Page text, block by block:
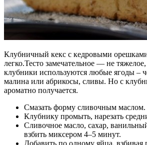
Клубничный кекс с кедровыми
легко.Тесто замечательное — не
клубники используются любые ягоды –
малина или абрикосы, сливы. Но с
ароматно получается.
Смазать форму сливочным маслом.
Клубнику промыть, нарезать
Сливочное масло, сахар,
взбить миксером 4–5 минут.